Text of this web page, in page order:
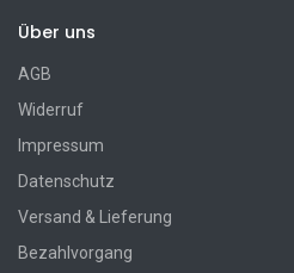
Über uns
AGB
Widerruf
Impressum
Datenschutz
Versand & Lieferung
Bezahlvorgang